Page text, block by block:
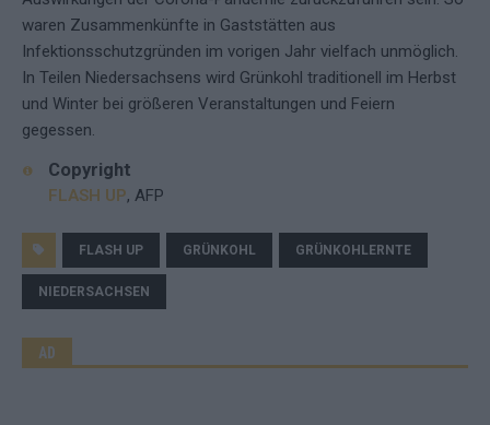
waren Zusammenkünfte in Gaststätten aus
Infektionsschutzgründen im vorigen Jahr vielfach unmöglich.
In Teilen Niedersachsens wird Grünkohl traditionell im Herbst
und Winter bei größeren Veranstaltungen und Feiern
gegessen.
Copyright
FLASH UP, AFP
FLASH UP GRÜNKOHL GRÜNKOHLERNTE
NIEDERSACHSEN
AD